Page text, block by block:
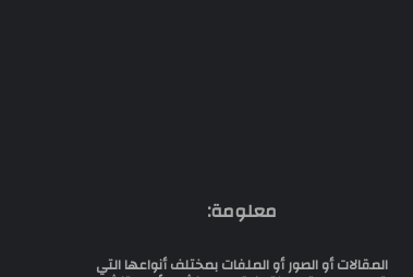
معلومة:
المقالات أو الصور أو الملفات بمختلف أنواعها التي